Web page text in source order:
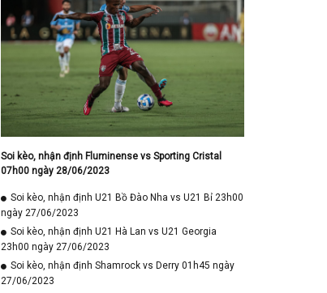
Soi kèo, nhận định Fluminense vs Sporting Cristal
07h00 ngày 28/06/2023
Soi kèo, nhận định U21 Bồ Đào Nha vs U21 Bỉ 23h00
ngày 27/06/2023
Soi kèo, nhận định U21 Hà Lan vs U21 Georgia
23h00 ngày 27/06/2023
Soi kèo, nhận định Shamrock vs Derry 01h45 ngày
27/06/2023